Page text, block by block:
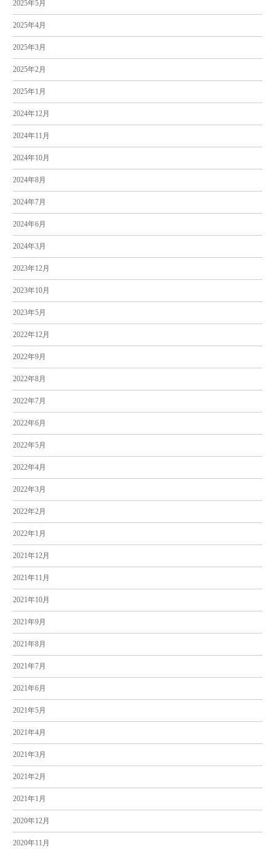
2025年5月
2025年4月
2025年3月
2025年2月
2025年1月
2024年12月
2024年11月
2024年10月
2024年8月
2024年7月
2024年6月
2024年3月
2023年12月
2023年10月
2023年5月
2022年12月
2022年9月
2022年8月
2022年7月
2022年6月
2022年5月
2022年4月
2022年3月
2022年2月
2022年1月
2021年12月
2021年11月
2021年10月
2021年9月
2021年8月
2021年7月
2021年6月
2021年5月
2021年4月
2021年3月
2021年2月
2021年1月
2020年12月
2020年11月